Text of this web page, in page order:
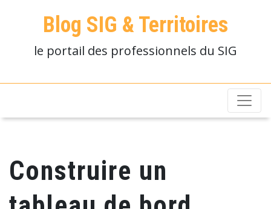
Blog SIG & Territoires
le portail des professionnels du SIG
Construire un